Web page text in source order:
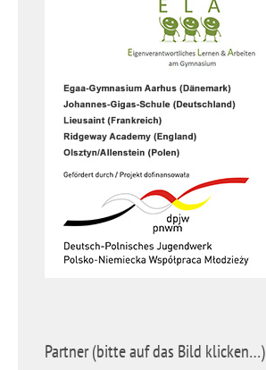
Partner (bitte auf das Bild klicken…)